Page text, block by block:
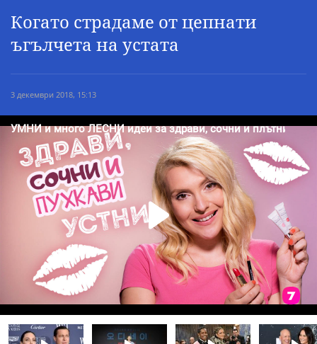
Когато страдаме от цепнати
ъгълчета на устата
3 декември 2018, 15:13